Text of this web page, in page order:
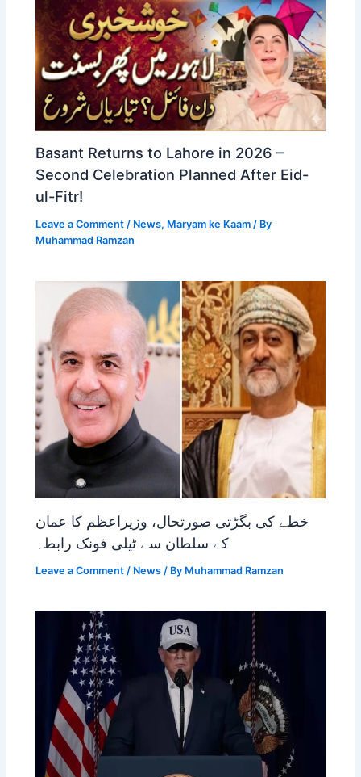
Basant Returns to Lahore in 2026 –
Second Celebration Planned After Eid-
ul-Fitr!
Leave a Comment / News, Maryam ke Kaam / By
Muhammad Ramzan
خطے کی بگڑتی صورتحال، وزیراعظم کا عمان
کے سلطان سے ٹیلی فونک رابطہ
Leave a Comment / News / By Muhammad Ramzan